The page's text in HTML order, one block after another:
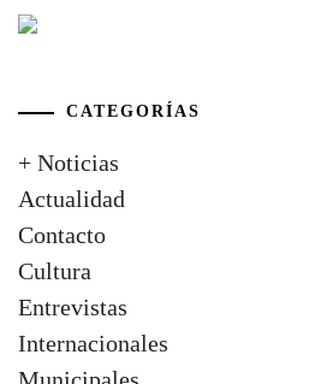
CATEGORÍAS
+ Noticias
Actualidad
Contacto
Cultura
Entrevistas
Internacionales